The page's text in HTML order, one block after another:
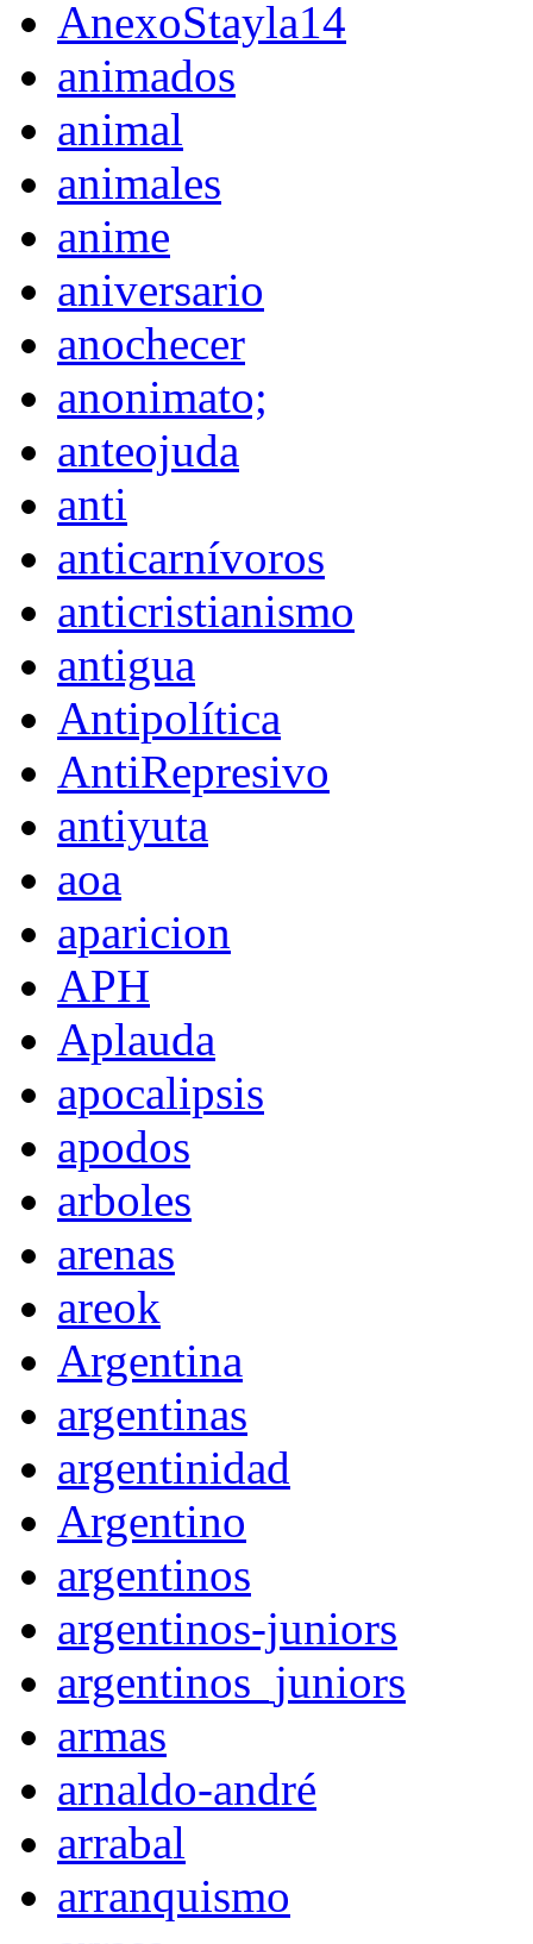
AnexoStayla14
animados
animal
animales
anime
aniversario
anochecer
anonimato;
anteojuda
anti
anticarnívoros
anticristianismo
antigua
Antipolítica
AntiRepresivo
antiyuta
aoa
aparicion
APH
Aplauda
apocalipsis
apodos
arboles
arenas
areok
Argentina
argentinas
argentinidad
Argentino
argentinos
argentinos-juniors
argentinos_juniors
armas
arnaldo-andré
arrabal
arranquismo